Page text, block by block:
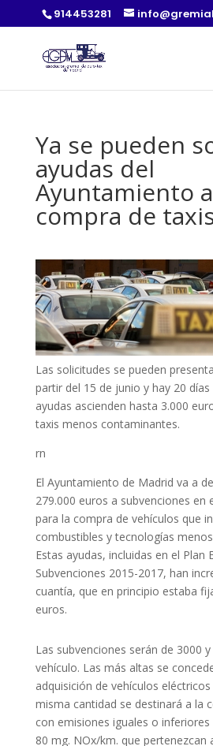
914453281
Ya se pueden
ayudas del
Ayuntamiento
compra de
Las solicitudes se pueden
partir del 15 de junio y hay 20 días
ayudas ascienden hasta 3.000
taxis menos contaminantes.
rn
El Ayuntamiento de Madrid va a
279.000 euros a subvenciones en
para la compra de vehículos que
combustibles y tecnologías
Estas ayudas, incluidas en el Plan
Subvenciones 2015-2017, han
cuantía, que en principio estaba
euros.
Las subvenciones serán de 3000
vehículo. Las más altas se
adquisición de vehículos
misma cantidad se destinará a la
con emisiones iguales o
80 mg. NOx/km. que pertenezcan